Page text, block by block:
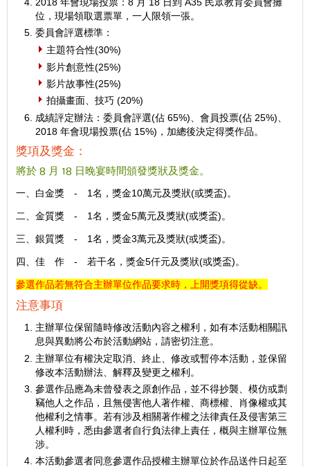
2018 年會現場投票：8 月 18 日到 A35 民眾教育委員會攤
位，現場領取選票單，一人限領一張。
委員會評選標準：
主題符合性(30%)
影片創意性(25%)
影片故事性(25%)
拍攝畫面、技巧 (20%)
成績評定辦法：委員會評選(佔 65%)、會員投票(佔 25%)、
2018 年會現場投票(佔 15%)，加總後決定得獎作品。
獎項及獎金：
將於 8 月 18 日晚宴時間頒發獎狀及獎金。
一、白金獎 - 1名，獎金10萬元及獎狀(或獎盃)。
二、金質獎 - 1名，獎金5萬元及獎狀(或獎盃)。
三、銀質獎 - 1名，獎金3萬元及獎狀(或獎盃)。
四、佳 作 - 若干名，獎金5仟元及獎狀(或獎盃)。
參選作品若無符合主辦單位作品要求時，上開獎項得從缺。
注意事項
主辦單位保留隨時修改活動內容之權利，如有本活動相關訊
息與異動將公布於活動網站，請密切注意。
主辦單位有權決定取消、終止、修改或暫停本活動，並保留
修改本活動辦法、解釋及變更之權利。
參選作品應為未曾發表之原創作品，並不得抄襲、模仿或剽
竊他人之作品，且無侵害他人著作權、商標權、肖像權或其
他權利之情事。若有涉及相關著作權之法律責任及侵害第三
人權利時，悉由參選者自行負法律上責任，概與主辦單位無
涉。
本活動參選者同意參選作品授權主辦單位於作品送件日起至